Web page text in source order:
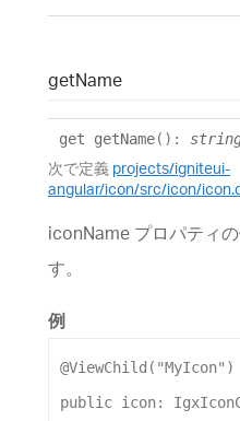
getName
get getName() :
次で定義 projects/igniteui-
angular/icon/src/icon/
iconName プロパティ
す。
例
@ViewChild ( "MyIcon" )
public icon: